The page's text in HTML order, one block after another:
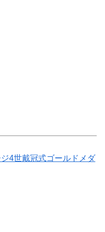
4世戴冠式ゴールドメダ